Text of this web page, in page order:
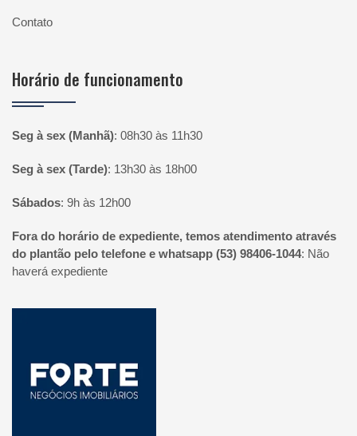
Contato
Horário de funcionamento
Seg à sex (Manhã): 08h30 às 11h30
Seg à sex (Tarde): 13h30 às 18h00
Sábados: 9h às 12h00
Fora do horário de expediente, temos atendimento através
do plantão pelo telefone e whatsapp (53) 98406-1044: Não
haverá expediente